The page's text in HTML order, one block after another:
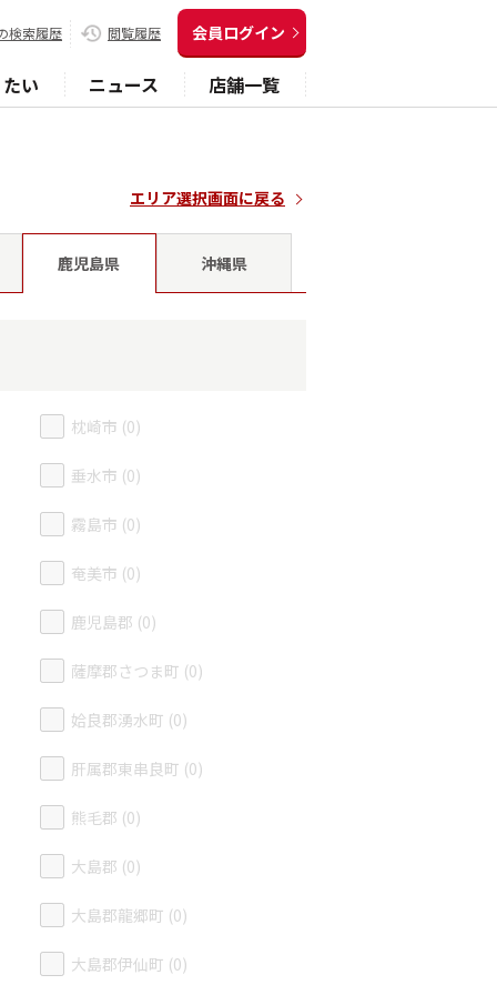
検索履歴 閲覧履歴 会員ログイン
い ニュース 店舗一覧
エリア選択画面に戻る
鹿児島県 沖縄県
枕崎市 (0)
垂水市 (0)
霧島市 (0)
奄美市 (0)
鹿児島郡 (0)
薩摩郡さつま町 (0)
姶良郡湧水町 (0)
肝属郡東串良町 (0)
熊毛郡 (0)
大島郡 (0)
大島郡龍郷町 (0)
大島郡伊仙町 (0)